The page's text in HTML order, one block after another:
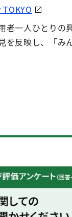
TOKYO
者一人ひとりの
を反映し、「み